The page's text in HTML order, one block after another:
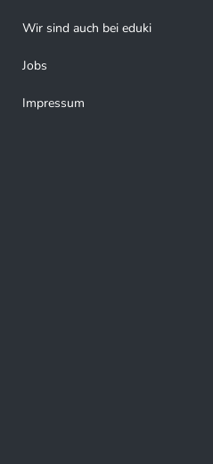
Wir sind auch bei eduki
Jobs
Impressum